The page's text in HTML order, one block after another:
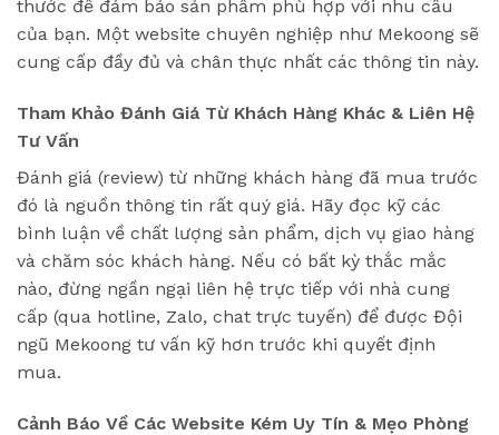
thước để đảm bảo sản phẩm phù hợp với nhu cầu
của bạn. Một website chuyên nghiệp như Mekoong sẽ
cung cấp đầy đủ và chân thực nhất các thông tin này.
Tham Khảo Đánh Giá Từ Khách Hàng Khác & Liên Hệ
Tư Vấn
Đánh giá (review) từ những khách hàng đã mua trước
đó là nguồn thông tin rất quý giá. Hãy đọc kỹ các
bình luận về chất lượng sản phẩm, dịch vụ giao hàng
và chăm sóc khách hàng. Nếu có bất kỳ thắc mắc
nào, đừng ngần ngại liên hệ trực tiếp với nhà cung
cấp (qua hotline, Zalo, chat trực tuyến) để được Đội
ngũ Mekoong tư vấn kỹ hơn trước khi quyết định
mua.
Cảnh Báo Về Các Website Kém Uy Tín & Mẹo Phòng